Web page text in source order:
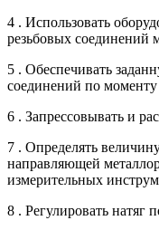
4 . Использовать
резьбовых соединений
5 . Обеспечивать
соединений по моменту
6 . Запрессовывать и
7 . Определять
направляющей
измерительных
8 . Регулировать натяг